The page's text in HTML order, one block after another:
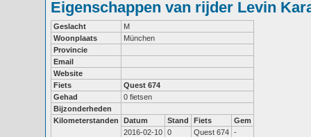
Eigenschappen van rijder Levin
Geslacht
M
Woonplaats
München
Provincie
Email
Website
Fiets
Quest 674
Gehad
0 fietsen
Bijzonderheden
Kilometerstanden
Datum Stand Fiets
Gem
2016-02-10 0 Quest 674 -